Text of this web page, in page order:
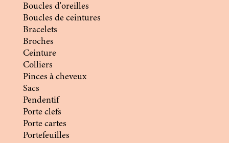
Boucles d'oreilles
Boucles de ceintures
Bracelets
Broches
Ceinture
Colliers
Pinces à cheveux
Sacs
Pendentif
Porte clefs
Porte cartes
Portefeuilles